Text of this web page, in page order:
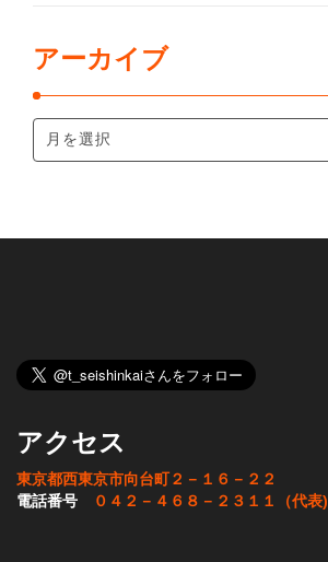
アーカイブ
アクセス
東京都西東京市向台町２－１６－２２
電話番号
０４２－４６８－２３１１（代表)